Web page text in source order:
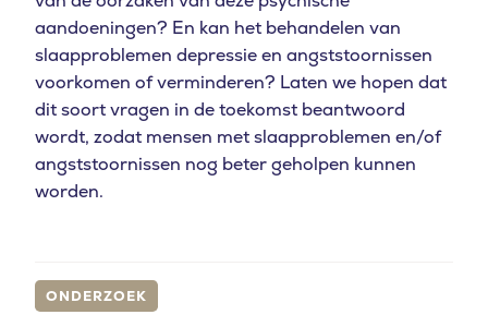
aandoeningen? En kan het behandelen van
slaapproblemen depressie en angststoornissen
voorkomen of verminderen? Laten we hopen dat
dit soort vragen in de toekomst beantwoord
wordt, zodat mensen met slaapproblemen en/of
angststoornissen nog beter geholpen kunnen
worden.
ONDERZOEK